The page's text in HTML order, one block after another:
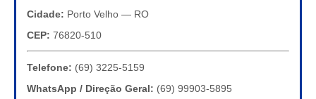
Cidade: Porto Velho — RO
CEP: 76820-510
Telefone: (69) 3225-5159
WhatsApp / Direção Geral: (69) 99903-5895